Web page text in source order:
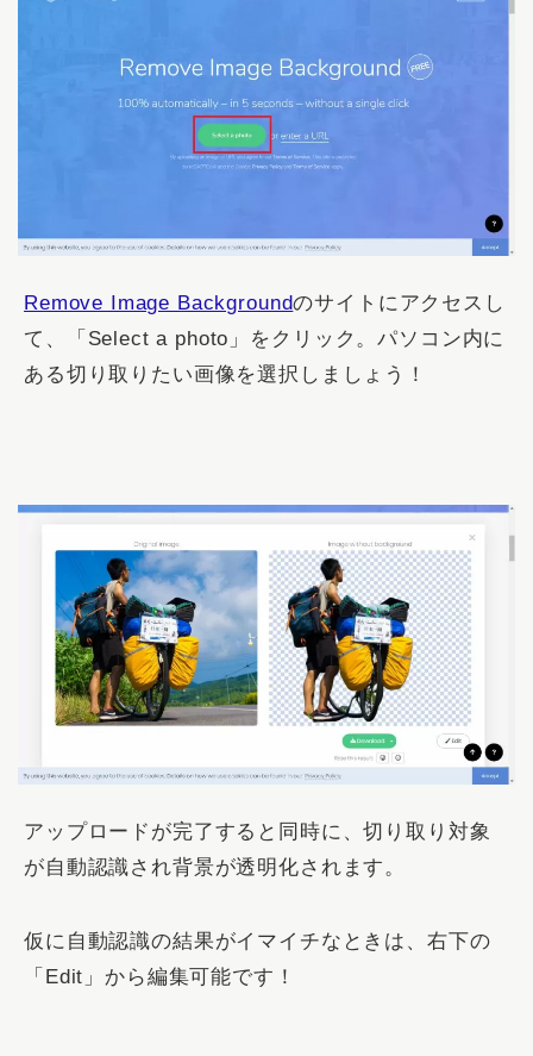
Remove Image Backgroundのサイトにアクセスし
て、「Select a photo」をクリック。パソコン内に
ある切り取りたい画像を選択しましょう！
アップロードが完了すると同時に、切り取り対象
が自動認識され背景が透明化されます。
仮に自動認識の結果がイマイチなときは、右下の
「Edit」から編集可能です！